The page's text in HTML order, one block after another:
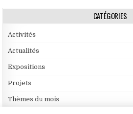
CATÉGORIES
Activités
Actualités
Expositions
Projets
Thèmes du mois